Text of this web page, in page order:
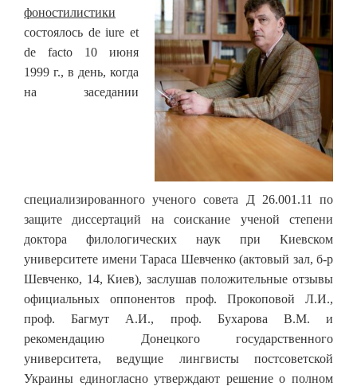
фоностилистики
состоялось de iure et
de facto 10 июня
1999 г., в день, когда
на заседании
специализированного ученого совета Д 26.001.11 по
защите диссертаций на соискание ученой степени
доктора филологических наук при Киевском
университете имени Тараса Шевченко (актовый зал, б-р
Шевченко, 14, Киев), заслушав положительные отзывы
официальных оппонентов проф. Прокоповой Л.И.,
проф. Багмут А.И., проф. Бухарова В.М. и
рекомендацию Донецкого государственного
университета, ведущие лингвисты постсоветской
Украины единогласно утверждают решение о полном